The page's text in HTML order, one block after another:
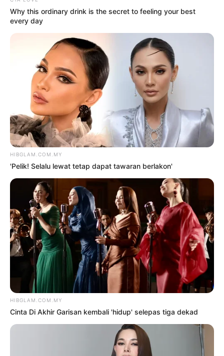
TRENDING
‘Tak pakai susuk, masih lelaki
tulen’ – Rashdan Baba kongsi tip
awet muda
6 Ogos 2026
2
Kasihan Aisha Retno, cakap
2 Ogos 2026
Siti Nurhaliza sebak, Noraniza
Idris ‘seram’ duet Hati Kama
5 Ogos 2026
4
Rocky ‘ajar’ selebriti periksa
fakta sebelum bersuara
8 Ogos 2026
Saya jumpa pakar psikiatri,
hadiri sesi kaunseling – Bella